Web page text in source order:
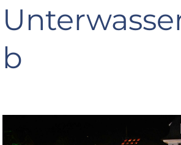
b